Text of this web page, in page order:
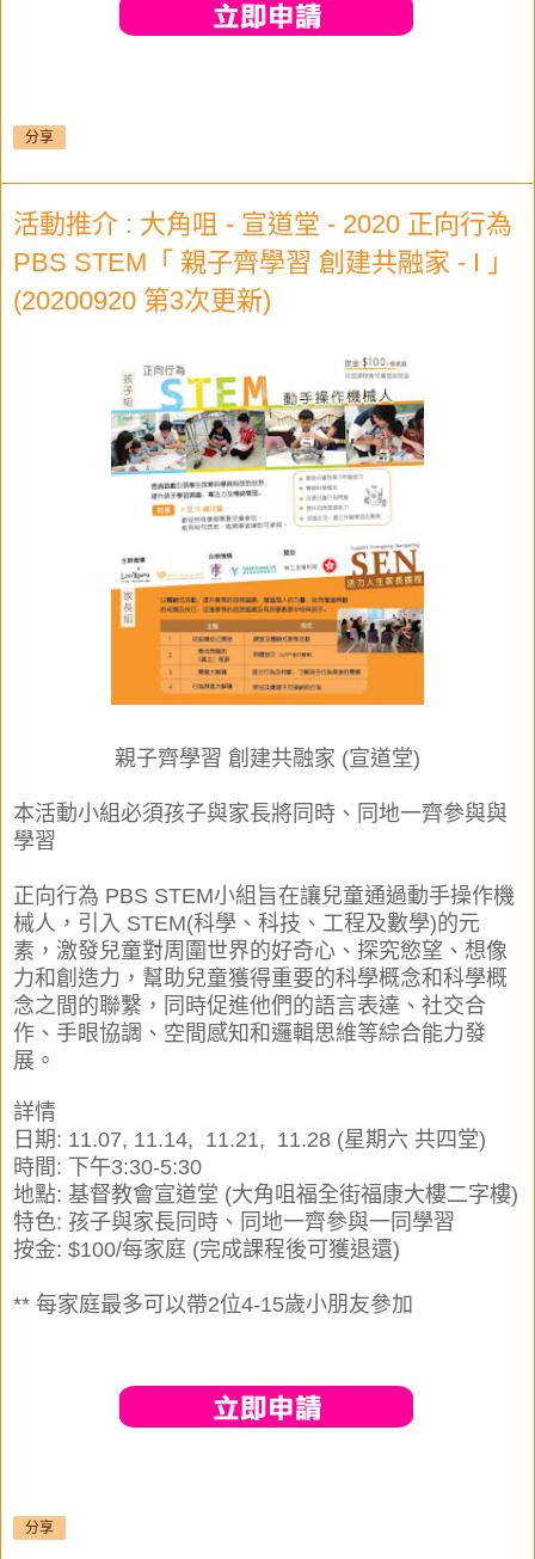
分享
活動推介 : 大角咀 - 宣道堂 - 2020 正向行為
PBS STEM「 親子齊學習 創建共融家 - I 」
(20200920 第3次更新)
親子齊學習 創建共融家 (宣道堂)
本活動小組 必須孩子與家長將同時、同地一齊參與與
學習
正向行為 PBS STEM小組旨在讓兒童通過動手操作機
械人，引入 STEM(科學、科技、工程及數學)的元
素，激發兒童對周圍世界的好奇心、探究慾望、想像
力和創造力，幫助兒童獲得重要的科學概念和科學概
念之間的聯繫，同時促進他們的語言表達、社交合
作、手眼協調、空間感知和邏輯思維等綜合能力發
展。
詳情
日期: 11.07, 11.14, 11.21, 11.28 (星期六 共四堂)
時間: 下午3:30-5:30
地點: 基督教會宣道堂 (大角咀福全街福康大樓二字樓)
特色: 孩子與家長同時、同地一齊參與一同學習
按金: $100/每家庭 (完成課程後可獲退還)
** 每家庭最多可以帶2位4-15歲小朋友參加
分享